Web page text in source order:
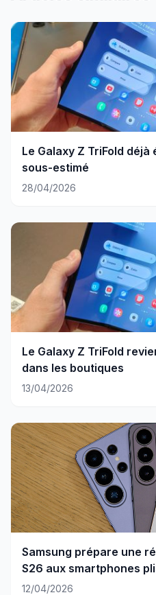
Le Galaxy Z TriFold déjà
sous-estimé
28/04/2026
Le Galaxy Z TriFold
dans les boutiques
13/04/2026
Samsung prépare une
S26 aux smartphones
12/04/2026